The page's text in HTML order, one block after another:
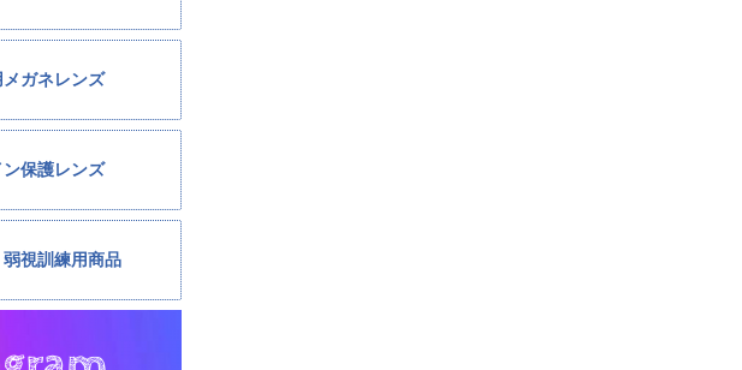
ガネレンズ
ン保護レンズ
視訓練用商品